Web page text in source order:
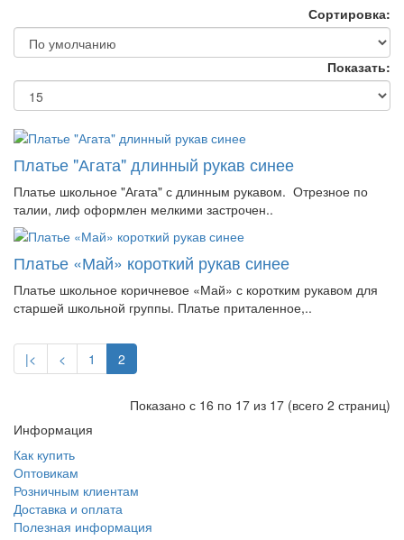
Сортировка:
Показать:
Платье "Агата" длинный рукав синее
Платье школьное "Агата" с длинным рукавом. Отрезное по
талии, лиф оформлен мелкими застрочен..
Платье «Май» короткий рукав синее
Платье школьное коричневое «Май» с коротким рукавом для
старшей школьной группы. Платье приталенное,..
|< < 1 2
Показано с 16 по 17 из 17 (всего 2 страниц)
Информация
Как купить
Оптовикам
Розничным клиентам
Доставка и оплата
Полезная информация